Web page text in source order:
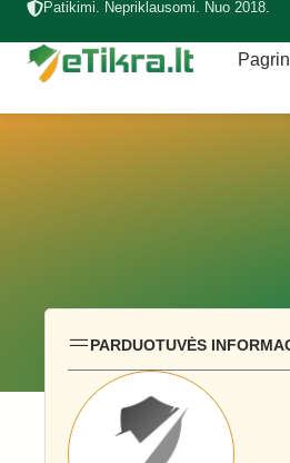
Patikimi. Nepriklausomi. Nuo 2018.
PARDUOTUVĖS